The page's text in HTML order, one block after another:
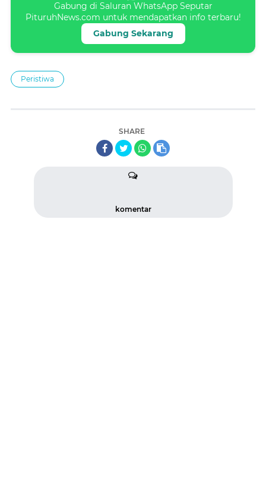
Gabung di Saluran WhatsApp Seputar
PituruhNews.com untuk mendapatkan info terbaru!
Gabung Sekarang
Peristiwa
SHARE
komentar